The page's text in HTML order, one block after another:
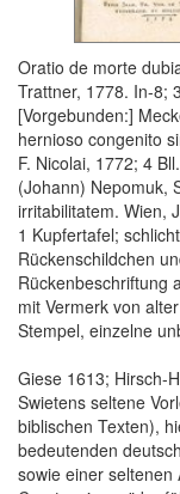
Oratio de morte
Trattner, 1778. In-8;
[Vorgebunden:]
hernioso congenito
F. Nicolai, 1772; 4
(Johann) Nepomuk,
irritabilitatem. Wien,
1 Kupfertafel;
Rückenschildchen
Rückenbeschriftung
mit Vermerk von
Stempel, einzelne
Giese 1613; Hirsch-
Swietens seltene
biblischen Texten),
bedeutenden
sowie einer